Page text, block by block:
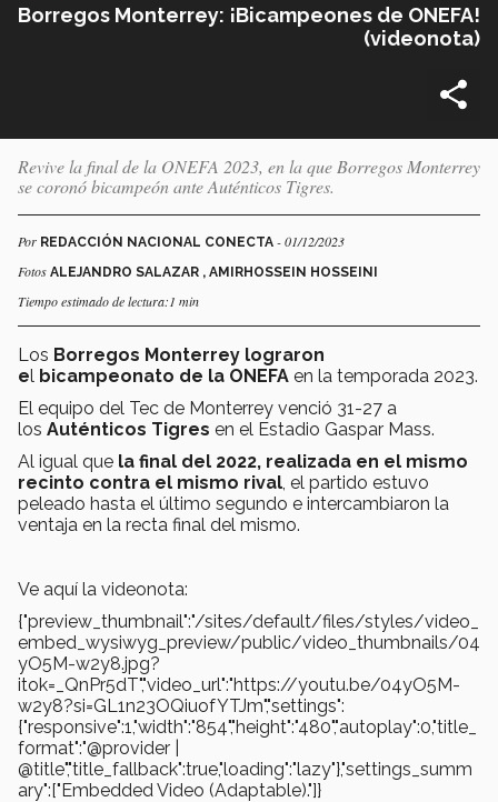
Borregos Monterrey: ¡Bicampeones de ONEFA!
(videonota)
Revive la final de la ONEFA 2023, en la que Borregos Monterrey
se coronó bicampeón ante Auténticos Tigres.
Por REDACCIÓN NACIONAL CONECTA - 01/12/2023
Fotos ALEJANDRO SALAZAR , AMIRHOSSEIN HOSSEINI
Tiempo estimado de lectura:1 min
Los Borregos Monterrey lograron
el bicampeonato de la ONEFA en la temporada 2023.
El equipo del Tec de Monterrey venció 31-27 a
los Auténticos Tigres en el Estadio Gaspar Mass.
Al igual que la final del 2022, realizada en el mismo
recinto contra el mismo rival , el partido estuvo
peleado hasta el último segundo e intercambiaron la
ventaja en la recta final del mismo.
Ve aquí la videonota:
{"preview_thumbnail":"/sites/default/files/styles/video_
embed_wysiwyg_preview/public/video_thumbnails/04
yO5M-w2y8.jpg?
itok=_QnPr5dT","video_url":"https://youtu.be/04yO5M-
w2y8?si=GL1n23OQiuofYTJm","settings":
{"responsive":1,"width":"854","height":"480","autoplay":0,"title_
format":"@provider |
@title","title_fallback":true,"loading":"lazy"},"settings_summ
ary":["Embedded Video (Adaptable)."]}